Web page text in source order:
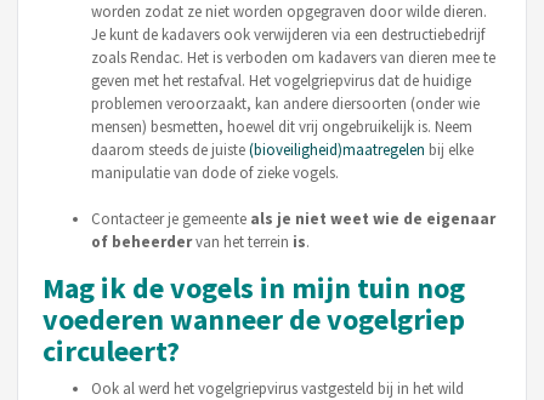
worden zodat ze niet worden opgegraven door wilde dieren.
Je kunt de kadavers ook verwijderen via een destructiebedrijf
zoals Rendac. Het is verboden om kadavers van dieren mee te
geven met het restafval. Het vogelgriepvirus dat de huidige
problemen veroorzaakt, kan andere diersoorten (onder wie
mensen) besmetten, hoewel dit vrij ongebruikelijk is. Neem
daarom steeds de juiste(bioveiligheid)maatregelen bij elke
manipulatie van dode of zieke vogels.
Contacteer je gemeente als je niet weet wie de eigenaar
of beheerdervan het terrein is.
Mag ik de vogels in mijn tuin nog
voederen wanneer de vogelgriep
circuleert?
Ook al werd het vogelgriepvirus vastgesteld bij in het wild